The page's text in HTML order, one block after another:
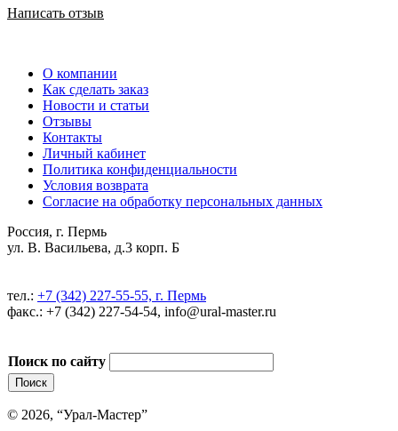
Написать отзыв
О компании
Как сделать заказ
Новости и статьи
Отзывы
Контакты
Личный кабинет
Политика конфиденциальности
Условия возврата
Согласие на обработку персональных данных
Россия, г. Пермь
ул. В. Васильева, д.3 корп. Б
тел.: +7 (342) 227-55-55, г. Пермь
факс.: +7 (342) 227-54-54, info@ural-master.ru
Поиск по сайту
© 2026, “Урал-Мастер”